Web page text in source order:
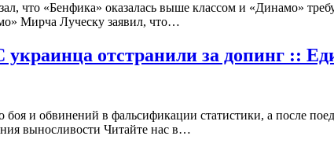
что «Бенфика» оказалась выше классом и «Динамо»
Мирча Луческу заявил, что…
украинца отстранили за допинг ::
и обвинений в фальсификации статистики, а после
выносливости Читайте нас в…